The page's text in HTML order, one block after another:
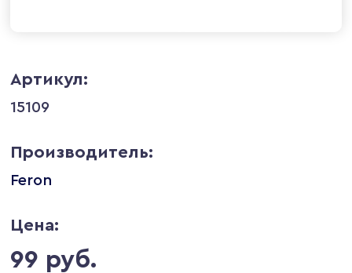
Артикул:
15109
Производитель:
Feron
Цена:
99 руб.